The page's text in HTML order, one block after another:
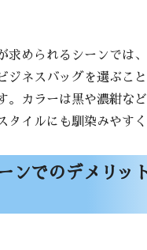
求められるシーンでは
ジネスバッグを選ぶこ
。カラーは黒や濃紺な
タイルにも馴染みやすく
ンでのデメリッ